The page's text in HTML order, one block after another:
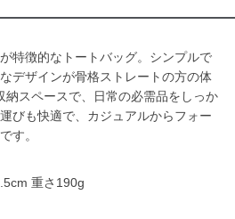
特徴的なトートバッグ。シンプルで
デザインが骨格ストレートの方の体
納スペースで、日常の必需品をしっか
びも快適で、カジュアルからフォー
す。
重さ190g